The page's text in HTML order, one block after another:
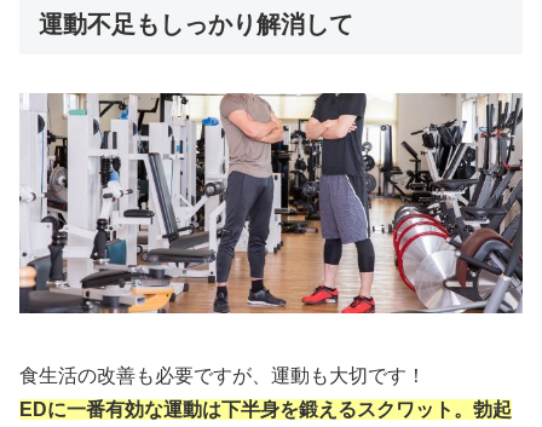
運動不足もしっかり解消して
食生活の改善も必要ですが、運動も大切です！
EDに一番有効な運動は下半身を鍛えるスクワット。勃起